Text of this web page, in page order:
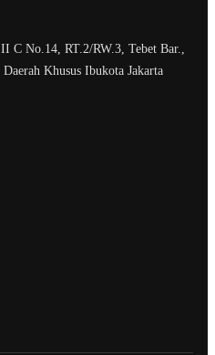
C No.14, RT.2/RW.3, Tebet Bar.,
Khusus Ibukota Jakarta